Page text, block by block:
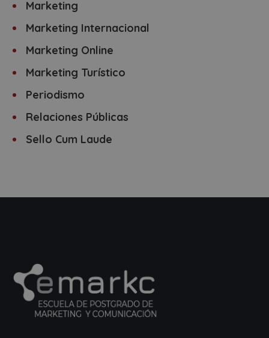
Marketing
Marketing Internacional
Marketing Online
Marketing Turístico
Periodismo
Relaciones Públicas
Sello Cum Laude